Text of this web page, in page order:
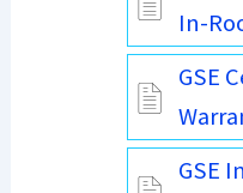
In-
GSE
GSE